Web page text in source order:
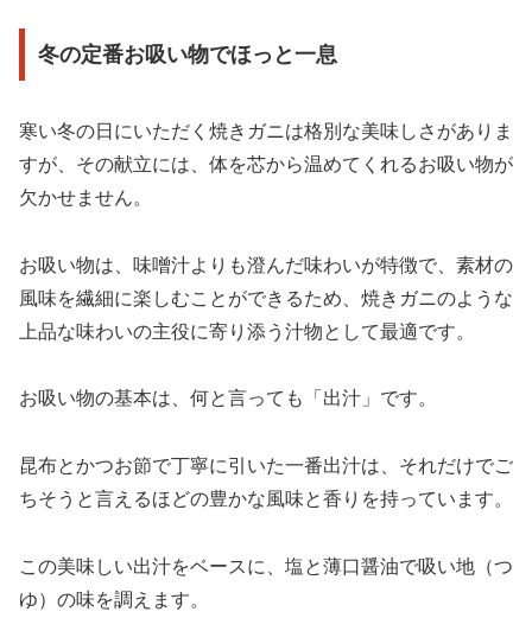
冬の定番お吸い物でほっと一息
寒い冬の日にいただく焼きガニは格別な美味しさがありま
すが、その献立には、体を芯から温めてくれるお吸い物が
欠かせません。
お吸い物は、味噌汁よりも澄んだ味わいが特徴で、素材の
風味を繊細に楽しむことができるため、焼きガニのような
上品な味わいの主役に寄り添う汁物として最適です。
お吸い物の基本は、何と言っても「出汁」です。
昆布とかつお節で丁寧に引いた一番出汁は、それだけでご
ちそうと言えるほどの豊かな風味と香りを持っています。
この美味しい出汁をベースに、塩と薄口醤油で吸い地（つ
ゆ）の味を調えます。